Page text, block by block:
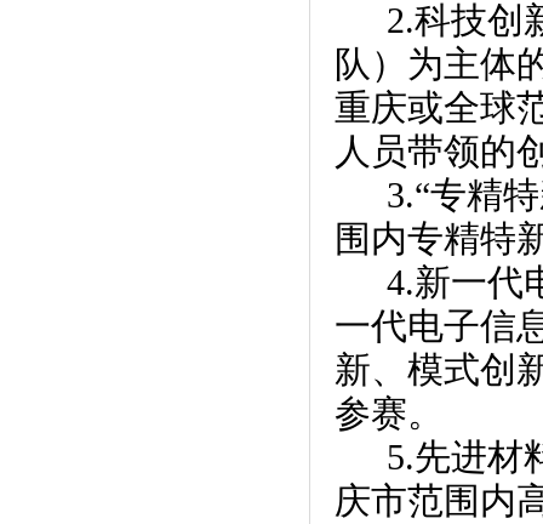
2.科技创
队）为主体
重庆或全球
人员带领的
3.“专精
围内专精特
4.新一代
一代电子信
新、模式创
参赛。
5.先进材
庆市范围内